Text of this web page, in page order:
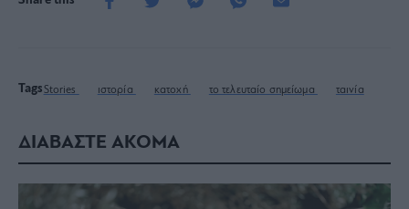
TagsStories ιστορία κατοχή το τελευταίο σημείωμα ταινία
ΔΙΑΒΑΣΤΕ ΑΚΟΜΑ